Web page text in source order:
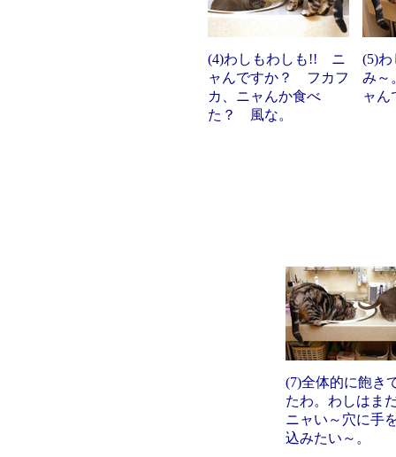
(4)わしもわしも!! ニ
ャんですか？ フカフ
カ、ニャんか食べ
た？ 風な。
(5)
み～
ャん
(7)全体的に飽き
たわ。わしはま
ニャい～穴に手
込みたい～。